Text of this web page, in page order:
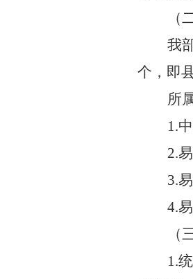
（
我
个，即
所
1.
2.
3.
4.
（
1.